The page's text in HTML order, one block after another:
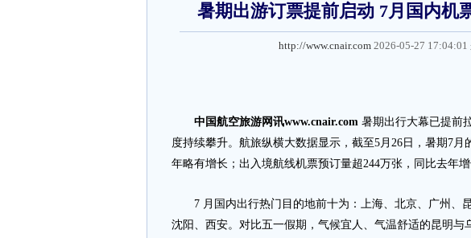
暑期出游订票提前启动 7月国内机
http://www.cnair.com 2026-05-27 17:04:01
中国航空旅游网讯www.cnair.com 暑期出行大幕已提前
度持续攀升。航旅纵横大数据显示，截至5月26日，暑期7月
年略有增长；出入境航线机票预订量超244万张，同比去年增
7 月国内出行热门目的地前十为：上海、北京、广州、昆
沈阳、西安。对比五一假期，气候宜人、气温舒适的昆明与